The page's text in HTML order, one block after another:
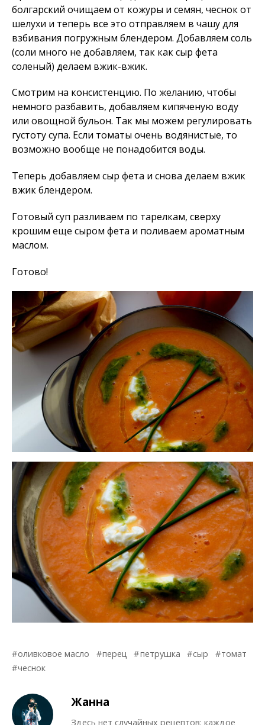
болгарский очищаем от кожуры и семян, чеснок от
шелухи и теперь все это отправляем в чашу для
взбивания погружным блендером. Добавляем соль
(соли много не добавляем, так как сыр фета
соленый) делаем вжик-вжик.
Смотрим на консистенцию. По желанию, чтобы
немного разбавить, добавляем кипяченую воду
или овощной бульон. Так мы можем регулировать
густоту супа. Если томаты очень водянистые, то
возможно вообще не понадобится воды.
Теперь добавляем сыр фета и снова делаем вжик
вжик блендером.
Готовый суп разливаем по тарелкам, сверху
крошим еще сыром фета и поливаем ароматным
маслом.
Готово!
оливковое масло перец петрушка сыр
томат
чеснок
Жанна
Здесь нет случайных рецептов: каждое